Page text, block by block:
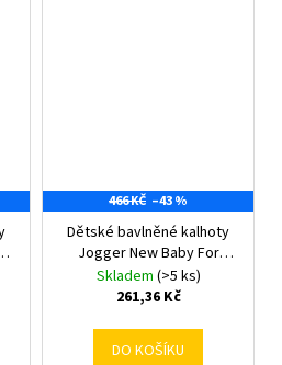
466 KČ –43 %
Dětské bavlněné kalhoty
Jogger New Baby For
Babies bunny 68 (4-6m)
Skladem (>5 ks)
261,36 Kč
DO KOŠÍKU